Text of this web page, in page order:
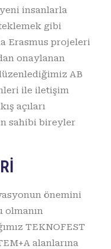
insanlarla
gibi
Erasmus projeleri
onaylanan
AB
ile iletişim
açıları
sahibi bireyler
önemini
olmanın
TEKNOFEST
alanlarına